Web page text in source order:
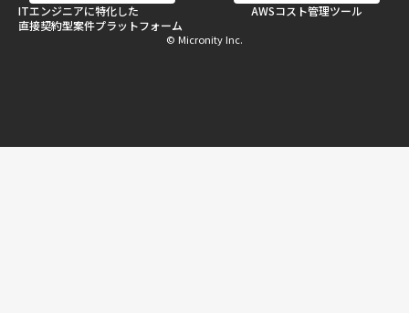
ITエンジニアに特化した
直接契約型案件プラットフォーム
AWSコスト管理ツール
© Micronity Inc.